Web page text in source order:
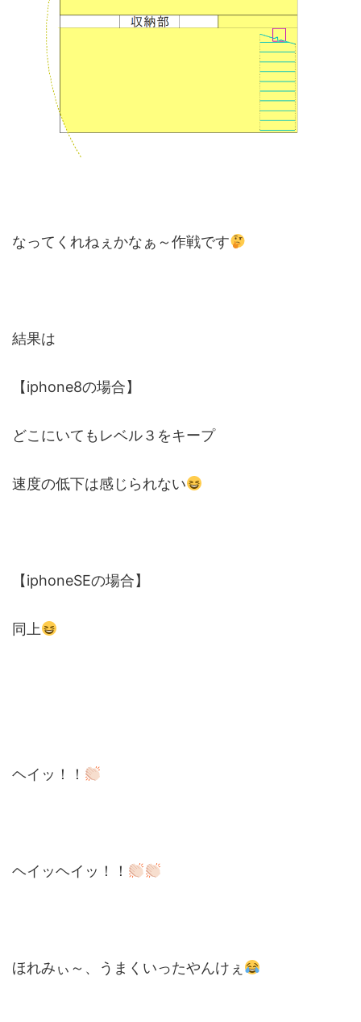
なってくれねぇかなぁ～作戦です
結果は
【iphone8の場合】
どこにいてもレベル３をキープ
速度の低下は感じられない
【iphoneSEの場合】
同上
ヘイッ！！
ヘイッヘイッ！！
ほれみぃ～、うまくいったやんけぇ